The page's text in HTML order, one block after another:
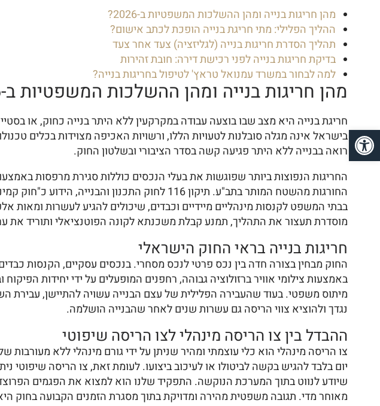
מהן חריגות בנייה ומהן ההשלכות המשפטיות ב-2026?
ההליך הפלילי: מתי חריגת בנייה הופכת לכתב אישום?
תהליך הסדרת חריגות בנייה (לגליזציה) צעד אחר צעד
בדיקת חריגות בנייה לפני רכישת דירה: חובת זהירות
למה לבחור במשרד עמנואל טראץ' לטיפול בחריגות בנייה?
מהן חריגות בנייה ומהן ההשלכות המשפטיות ב-2026?
בישראל אינה מגלה סובלנות לטעויות הללו, ורשויות האכיפה מצוידות בכלים
רואה בבנייה ללא היתר פגיעה קשה בסדר הציבורי ובשלטון החוק.
החריגות הנפוצות ביותר שפוגשות את בעלי הנכסים כוללות סגירת מרפסות
החורגות מהשטח המותר בתב"ע. תיקון 116 לחוק
בבתי המשפט לקנסות מינהליים מיידיים וכבדים, שיכולים להגיע לעשרות
מוסדרת תעצור את התהליך, תמנע קבלת משכנתא לקונה הפוטנציאלי ותוריד את
חריגות בנייה בראי החוק הישראלי
החוק מבחין בצורה חדה בין נכס פרטי לנכס מסחרי. בנכסים עסקיים, הקנסות
באמצעות צילומי אוויר ברזולוציה גבוהה, רחפנים המופעלים על ידי יחידות
מיתוס משפטי. בעוד שהעבירה הפלילית של עצם הבנייה עשויה להתיישן,
נגדך ולהוציא צווי הריסה גם עשרות שנים לאחר שהבנייה הושלמה.
ההבדל בין צו הריסה מינהלי לצו הריסה שיפוטי
יום בלבד להגיש בקשה לביטולו או לעיכוב ביצועו. לעומת זאת, צו הריסה שיפוטי
שיודע לנווט בתוך המערכת הנוקשה. התפקיד שלנו הוא למצוא את הפגמים
מאוחר מדי. תגובה משפטית מהירה ומדויקת בתוך מסגרת הזמנים הקבועה בחוק
פתח סרגל נגישות